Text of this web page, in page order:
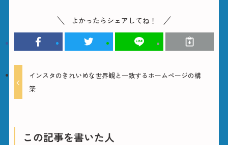
よかったらシェアしてね！
インスタのきれいめな世界観と一致するホームページの構
築
この記事を書いた人